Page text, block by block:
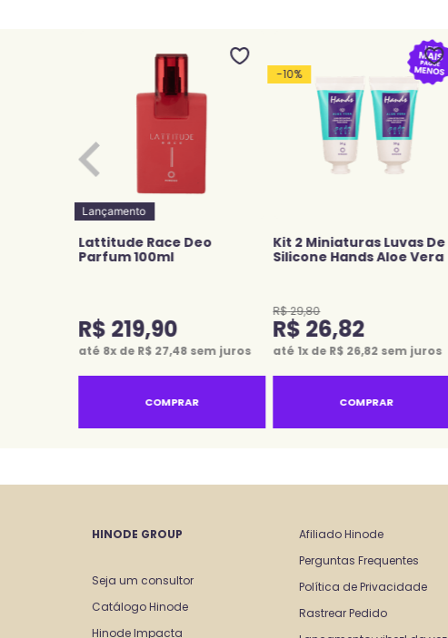
Lançamento
Lattitude Race Deo
Parfum 100ml
R$ 219,90
até 8x de R$ 27,48sem juros
COMPRAR
-10%
Kit 2 Miniaturas Luvas De
Silicone Hands Aloe Vera
R$29,80
R$ 26,82
até 1x de R$ 26,82 sem juros
COMPRAR
HINODE GROUP
Seja um consultor
Catálogo Hinode
Hinode Impacta
Afiliado Hinode
Perguntas Frequentes
Política de Privacidade
Rastrear Pedido